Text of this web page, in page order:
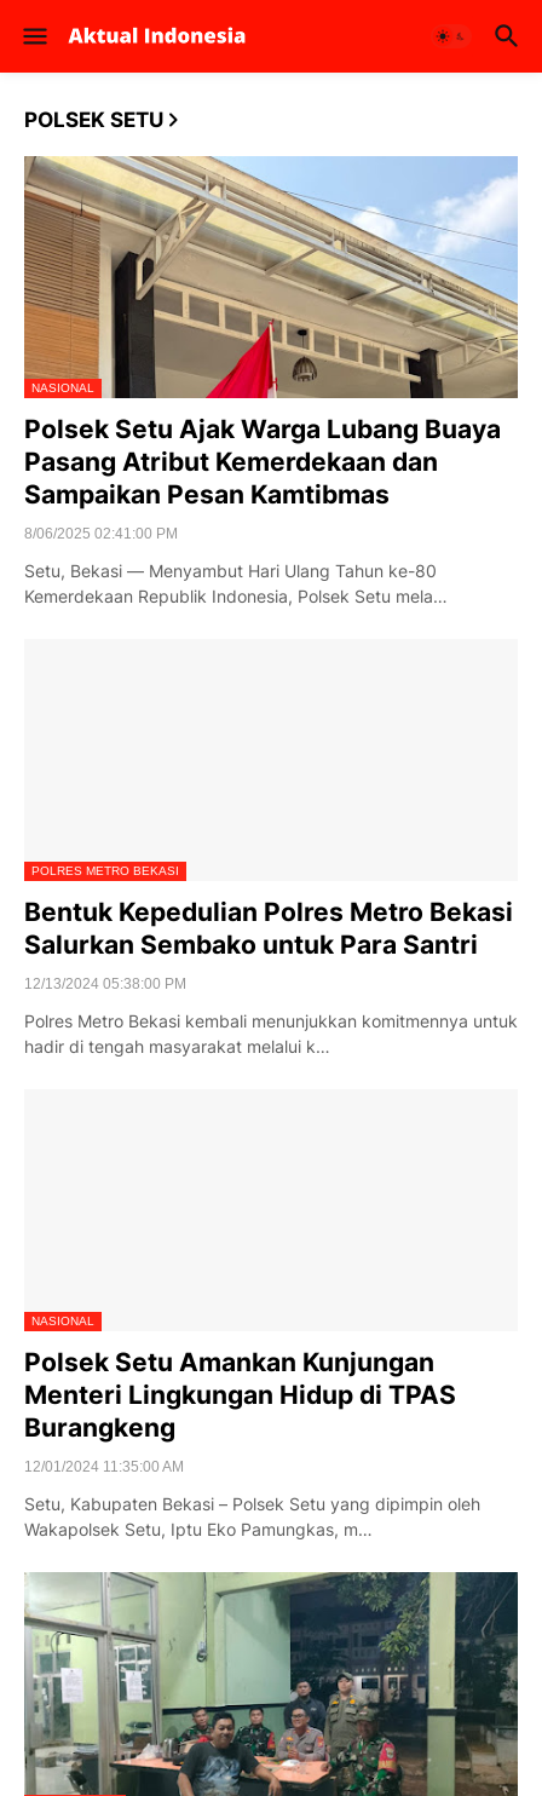
POLSEK SETU
NASIONAL
Polsek Setu Ajak Warga Lubang Buaya
Pasang Atribut Kemerdekaan dan
Sampaikan Pesan Kamtibmas
8/06/2025 02:41:00 PM
Setu, Bekasi — Menyambut Hari Ulang Tahun ke-80
Kemerdekaan Republik Indonesia, Polsek Setu mela…
POLRES METRO BEKASI
Bentuk Kepedulian Polres Metro Bekasi
Salurkan Sembako untuk Para Santri
12/13/2024 05:38:00 PM
Polres Metro Bekasi kembali menunjukkan komitmennya untuk
hadir di tengah masyarakat melalui k…
NASIONAL
Polsek Setu Amankan Kunjungan
Menteri Lingkungan Hidup di TPAS
Burangkeng
12/01/2024 11:35:00 AM
Setu, Kabupaten Bekasi – Polsek Setu yang dipimpin oleh
Wakapolsek Setu, Iptu Eko Pamungkas, m…